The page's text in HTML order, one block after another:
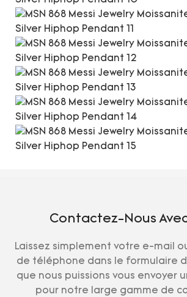
Contactez-Nous
Laissez simplement votre e-mail
de téléphone dans le formulaire
que nous puissions vous envoyer
pour notre large gamme de